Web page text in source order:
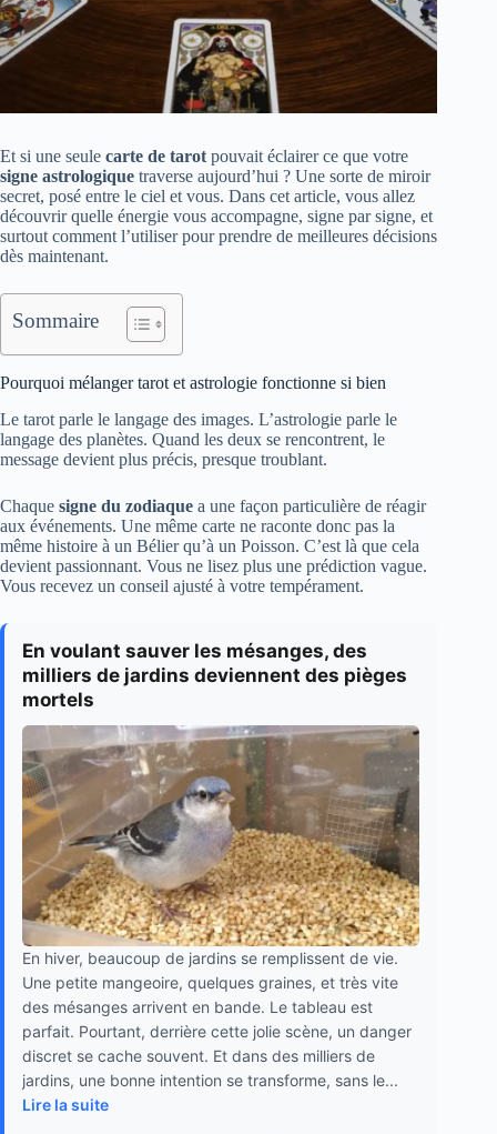
Et si une seule carte de tarot pouvait éclairer ce que votre
signe astrologique traverse aujourd’hui ? Une sorte de miroir
secret, posé entre le ciel et vous. Dans cet article, vous allez
découvrir quelle énergie vous accompagne, signe par signe, et
surtout comment l’utiliser pour prendre de meilleures décisions
dès maintenant.
Sommaire
Pourquoi mélanger tarot et astrologie fonctionne si bien
Le tarot parle le langage des images. L’astrologie parle le
langage des planètes. Quand les deux se rencontrent, le
message devient plus précis, presque troublant.
Chaque signe du zodiaque a une façon particulière de réagir
aux événements. Une même carte ne raconte donc pas la
même histoire à un Bélier qu’à un Poisson. C’est là que cela
devient passionnant. Vous ne lisez plus une prédiction vague.
Vous recevez un conseil ajusté à votre tempérament.
En voulant sauver les mésanges, des
milliers de jardins deviennent des pièges
mortels
En hiver, beaucoup de jardins se remplissent de vie.
Une petite mangeoire, quelques graines, et très vite
des mésanges arrivent en bande. Le tableau est
parfait. Pourtant, derrière cette jolie scène, un danger
discret se cache souvent. Et dans des milliers de
jardins, une bonne intention se transforme, sans le...
Lire la suite